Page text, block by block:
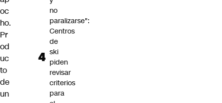
oc
ho.
Pr
od
uc
to
de
un
no
paralizarse":
Centros
de
ski
piden
revisar
criterios
para